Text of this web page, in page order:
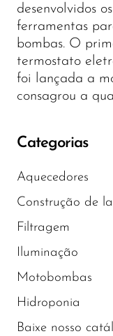
desenvolvidos
ferramentas
bombas. O
termostato
foi lançada a
consagrou a
Categorias
Aquecedores
Construção de
Filtragem
Iluminação
Motobombas
Hidroponia
Baixe nosso